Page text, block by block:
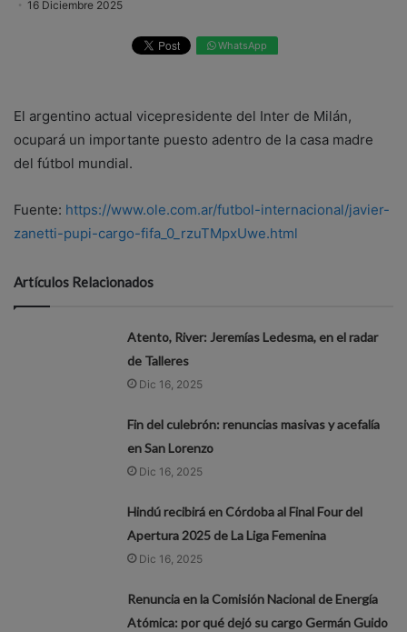
16 Diciembre 2025
WhatsApp
El argentino actual vicepresidente del Inter de Milán,
ocupará un importante puesto adentro de la casa madre
del fútbol mundial.
Fuente: https://www.ole.com.ar/futbol-internacional/javier-
zanetti-pupi-cargo-fifa_0_rzuTMpxUwe.html
Artículos Relacionados
Atento, River: Jeremías Ledesma, en el radar
de Talleres
Dic 16, 2025
Fin del culebrón: renuncias masivas y acefalía
en San Lorenzo
Dic 16, 2025
Hindú recibirá en Córdoba al Final Four del
Apertura 2025 de La Liga Femenina
Dic 16, 2025
Renuncia en la Comisión Nacional de Energía
Atómica: por qué dejó su cargo Germán Guido